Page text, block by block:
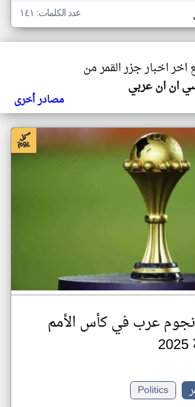
عدد الكلمات: ١٤١
اخر اخبار جزر القمر من
ان ان عربي
مصادر أخرى
أفضل 7 نجوم عرب في كأس الأمم
Politics